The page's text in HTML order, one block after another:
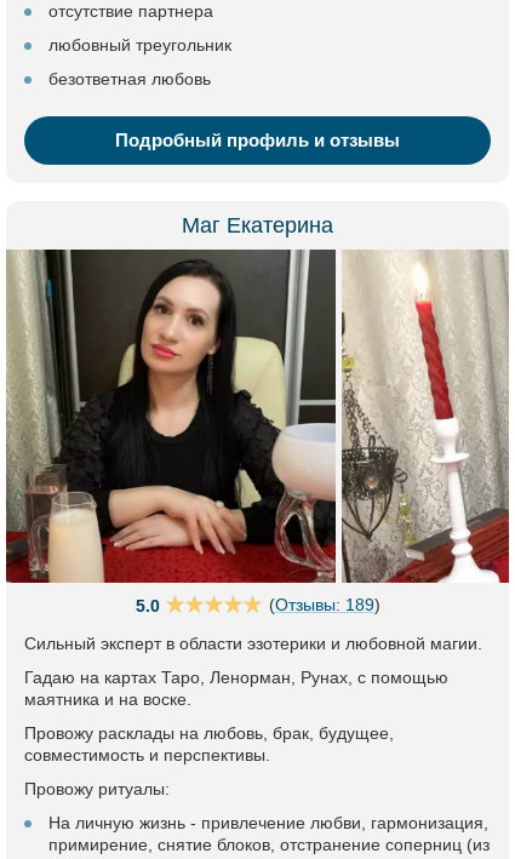
отсутствие партнера
любовный треугольник
безответная любовь
Подробный профиль и отзывы
Маг Екатерина
5.0 (Отзывы: 189)
Сильный эксперт в области эзотерики и любовной магии.
Гадаю на картах Таро, Ленорман, Рунах, с помощью
маятника и на воске.
Провожу расклады на любовь, брак, будущее,
совместимость и перспективы.
Провожу ритуалы:
На личную жизнь - привлечение любви, гармонизация,
примирение, снятие блоков, отстранение соперниц (из